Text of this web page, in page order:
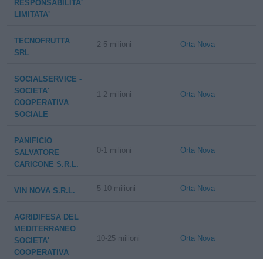
RESPONSABILITA'
LIMITATA'
TECNOFRUTTA
SRL
2-5 milioni Orta Nova
SOCIALSERVICE -
SOCIETA'
COOPERATIVA
SOCIALE
1-2 milioni Orta Nova
PANIFICIO
SALVATORE
CARICONE S.R.L.
0-1 milioni Orta Nova
VIN NOVA S.R.L. 5-10 milioni Orta Nova
AGRIDIFESA DEL
MEDITERRANEO
SOCIETA'
COOPERATIVA
10-25 milioni Orta Nova